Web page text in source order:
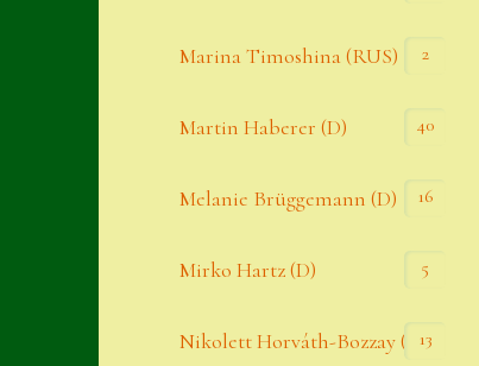
Marina Timoshina (RUS) 2
Martin Haberer (D) 40
Melanie Brüggemann (D) 16
Mirko Hartz (D) 5
Nikolett Horváth-Bozzay (A)13